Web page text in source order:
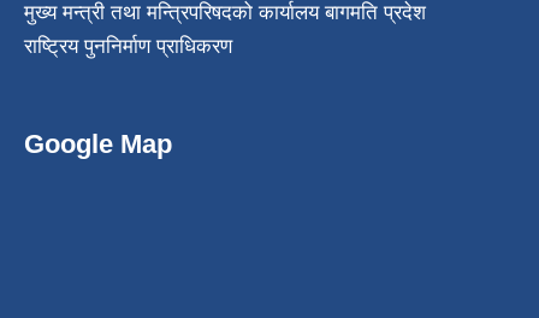
मुख्य मन्त्री तथा मन्त्रिपरिषदको कार्यालय बागमति प्रदेश
राष्ट्रिय पुननिर्माण प्राधिकरण
Google Map